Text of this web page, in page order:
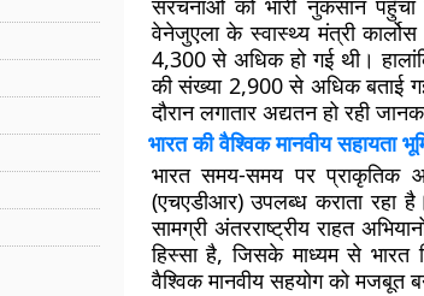
संरचनाओं को भारी नुकसान
वेनेजुएला के स्वास्थ्य मंत्री
4,300 से अधिक हो गई थी।
की संख्या 2,900 से अधिक बताई
दौरान लगातार अद्यतन हो रही
भारत की वैश्विक मानवीय सहायता
भारत समय-समय पर प्राकृतिक
(एचएडीआर) उपलब्ध कराता रहा
सामग्री अंतरराष्ट्रीय राहत
हिस्सा है, जिसके माध्यम से
वैश्विक मानवीय सहयोग को मजबूत